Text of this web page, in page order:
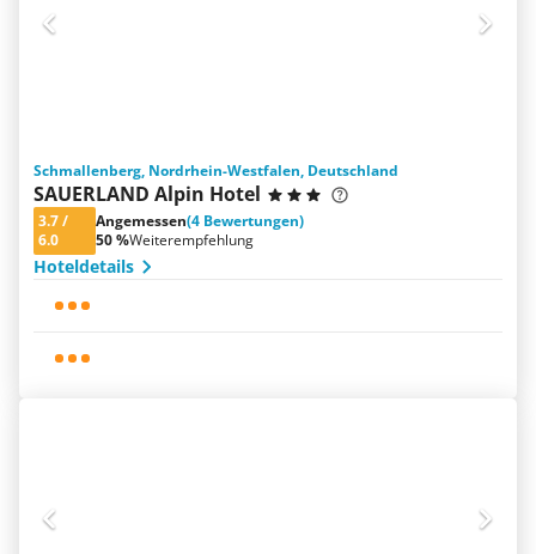
Schmallenberg, Nordrhein-Westfalen, Deutschland
SAUERLAND Alpin Hotel
3.7/
6.0
Angemessen(4 Bewertungen)
50 %Weiterempfehlung
Hoteldetails